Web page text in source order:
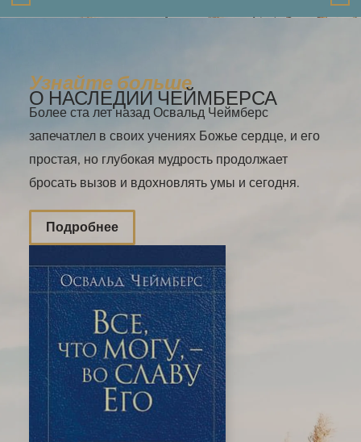
Узнайте больше
О НАСЛЕДИИ ЧЕЙМБЕРСА
Более ста лет назад Освальд Чеймберс
запечатлел в своих учениях Божье сердце, и его
простая, но глубокая мудрость продолжает
бросать вызов и вдохновлять умы и сегодня.
Подробнее